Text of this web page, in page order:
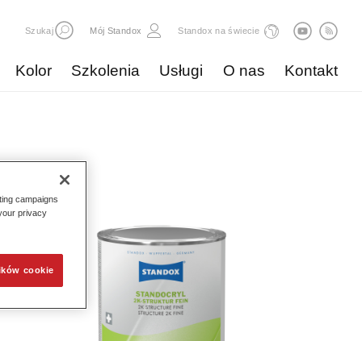
Szukaj Mój Standox Standox na świecie
Kolor Szkolenia Usługi O nas Kontakt
campaigns
privacy
cookie